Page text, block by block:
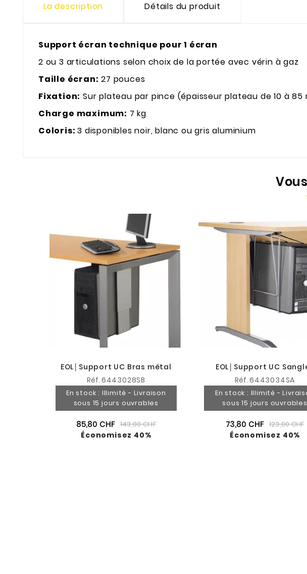
La description Détails du produit
Support écran technique pour 1 écran
2 ou 3 articulations selon choix de la portée avec vérin à gaz
Taille écran: 27 pouces
Fixation: Sur plateau par pince (épaisseur plateau de 10 à 85
Charge maximum: 7 kg
Coloris:3 disponibles noir, blanc ou gris aluminium
EOL│Support UC Bras métal
Réf. 6443028SB
En stock : Illimité - Livraison
sous 15 jours ouvrables
85,80 CHF 143,00 CHF
Économisez 40%
EOL│Support UC
Réf.6443034SA
En stock : Illimité -
sous 15 jours ouvrables
73,80 CHF 123,00 CHF
Économisez 40%